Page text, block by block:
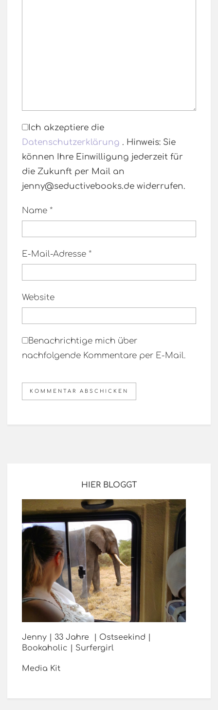
Ich akzeptiere die
Datenschutzerklärung . Hinweis: Sie
können Ihre Einwilligung jederzeit für
die Zukunft per Mail an
jenny@seductivebooks.de widerrufen.
Name *
E-Mail-Adresse *
Website
Benachrichtige mich über
nachfolgende Kommentare per E-Mail.
HIER BLOGGT
Jenny | 33 Jahre | Ostseekind |
Bookaholic | Surfergirl
Media Kit